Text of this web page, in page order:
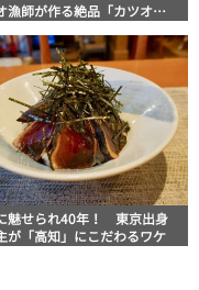
漁師が作る絶品「カツオの
魅せられ40年！ 東京出身
が「高知」にこだわるワケ